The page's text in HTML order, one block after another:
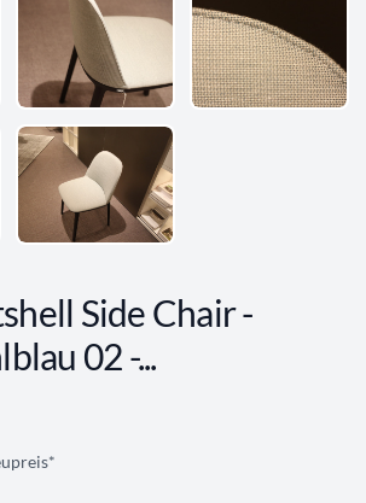
Side Chair -
02 -...